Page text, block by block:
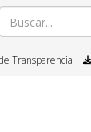
Transparencia